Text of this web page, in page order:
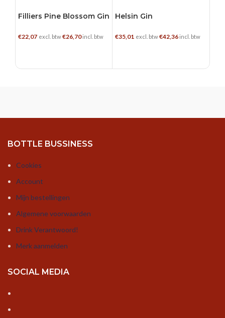
Filliers Pine Blossom Gin
€22,07 excl. btw€26,70incl. btw
Helsin Gin
€35,01 excl. btw€42,36 incl. btw
BOTTLE BUSSINESS
Cookies
Account
Mijn bestellingen
Algemene voorwaarden
Drink Verantwoord!
Merk aanmelden
SOCIAL MEDIA